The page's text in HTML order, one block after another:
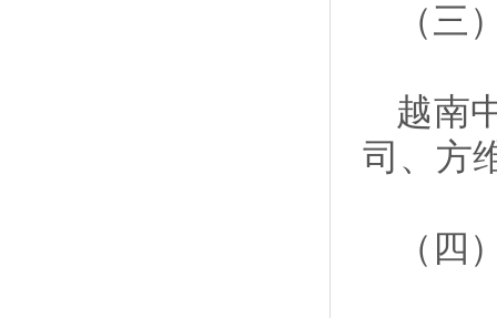
（三
越南
司、方
（四